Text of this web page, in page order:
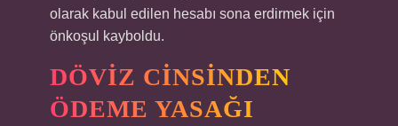
olarak kabul edilen hesabı sona erdirmek için
önkoşul kayboldu.
DÖVIZ CINSINDEN
ÖDEME YASAĞI